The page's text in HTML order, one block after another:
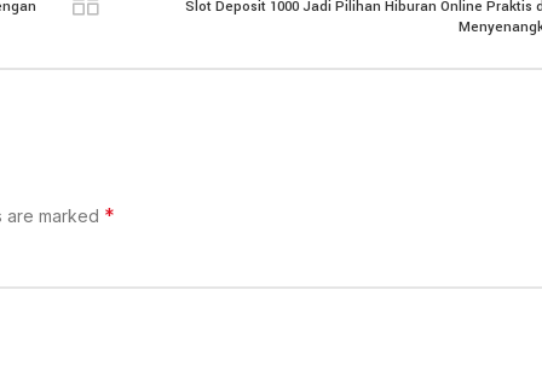
Slot Deposit 1000 Jadi Pilihan Hiburan Online Praktis
are marked *